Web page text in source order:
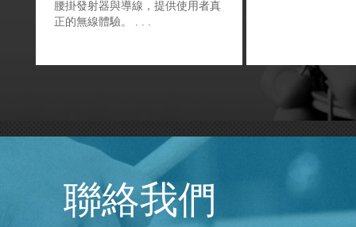
腰掛發射器與導線，提供使用者真
正的無線體驗。
聯絡我們